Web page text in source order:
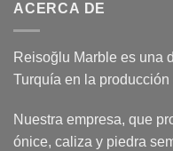
ACERCA DE
Reisoğlu Marble es una
Turquía en la
Nuestra empresa, que
ónice, caliza y piedra